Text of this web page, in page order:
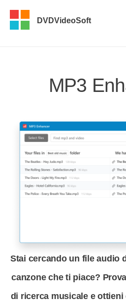
DVDVideoSoft
MP3
Stai cercando un file audio
canzone che ti piace?
di ricerca musicale e